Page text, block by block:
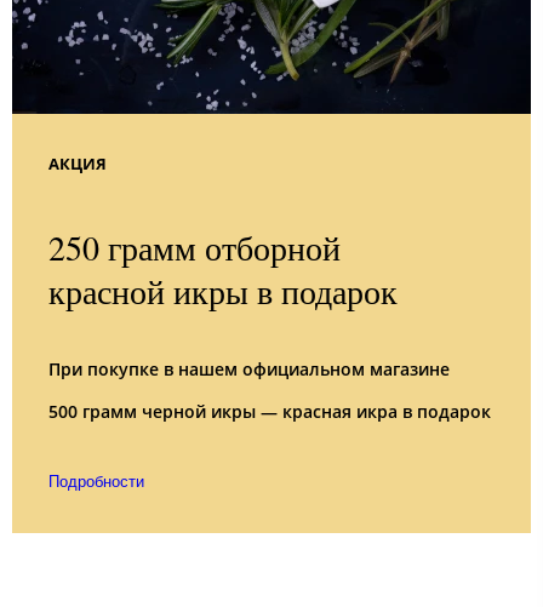
АКЦИЯ
250 грамм отборной
красной икры в подарок
При покупке в нашем официальном магазине
500 грамм черной икры — красная икра в подарок
Подробности